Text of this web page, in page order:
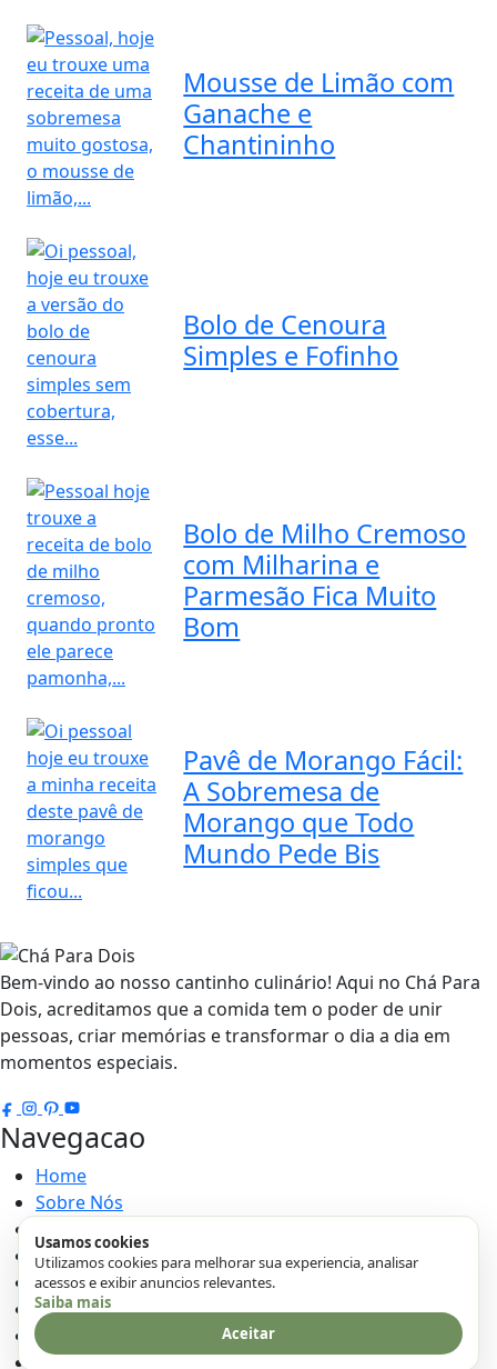
Mousse de Limão com
Ganache e
Chantininho
Bolo de Cenoura
Simples e Fofinho
Bolo de Milho Cremoso
com Milharina e
Parmesão Fica Muito
Bom
Pavê de Morango Fácil:
A Sobremesa de
Morango que Todo
Mundo Pede Bis
Bem-vindo ao nosso cantinho culinário! Aqui no Chá Para
Dois, acreditamos que a comida tem o poder de unir
pessoas, criar memórias e transformar o dia a dia em
momentos especiais.
Navegacao
Home
Sobre Nós
Politica de Cookies
Políticas Privacidade
Termos e Condições
Transparência
DMCA
Usamos cookies
Utilizamos cookies para melhorar sua experiencia, analisar
acessos e exibir anuncios relevantes.
Saiba mais
Aceitar